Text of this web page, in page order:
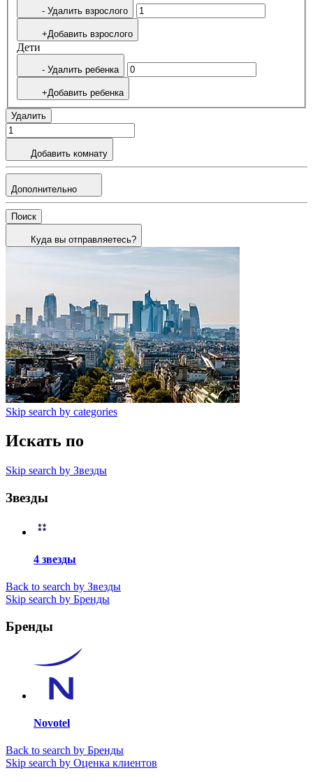
- Удалить взрослого
+Добавить взрослого
Дети
- Удалить ребенка
+Добавить ребенка
Удалить
Добавить комнату
Дополнительно
Поиск
Куда вы отправляетесь?
Skip search by categories
Искать по
Skip search by Звезды
Звезды
4 звезды
Back to search by Звезды
Skip search by Бренды
Бренды
Novotel
Back to search by Бренды
Skip search by Оценка клиентов